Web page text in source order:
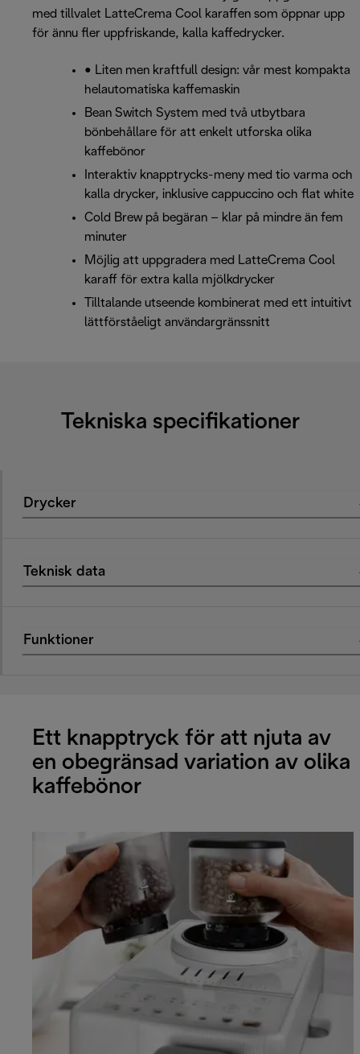
med tillvalet LatteCrema Cool karaffen som öppnar upp
för ännu fler uppfriskande, kalla kaffedrycker.
• Liten men kraftfull design: vår mest kompakta
helautomatiska kaffemaskin
Bean Switch System med två utbytbara
bönbehållare för att enkelt utforska olika
kaffebönor
Interaktiv knapptrycks-meny med tio varma och
kalla drycker, inklusive cappuccino och flat white
Cold Brew på begäran – klar på mindre än fem
minuter
Möjlig att uppgradera med LatteCrema Cool
karaff för extra kalla mjölkdrycker
Tilltalande utseende kombinerat med ett intuitivt
lättförståeligt användargränssnitt
Tekniska specifikationer
Drycker
Teknisk data
Funktioner
Ett knapptryck för att njuta av
en obegränsad variation av olika
kaffebönor